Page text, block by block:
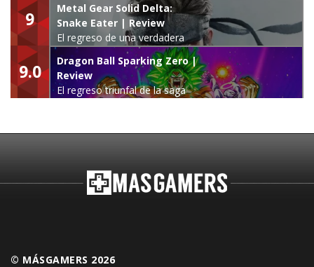
9
Metal Gear Solid Delta:
Snake Eater | Review
El regreso de una verdadera
leyenda
9.0
Dragon Ball Sparking Zero |
Review
El regreso triunfal de la saga
© MÁSGAMERS 2026